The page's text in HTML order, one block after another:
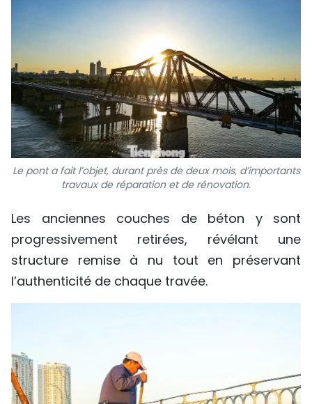
Le pont a fait l’objet, durant près de deux mois, d’importants
travaux de réparation et de rénovation.
Les anciennes couches de béton y sont
progressivement retirées, révélant une
structure remise à nu tout en préservant
l’authenticité de chaque travée.